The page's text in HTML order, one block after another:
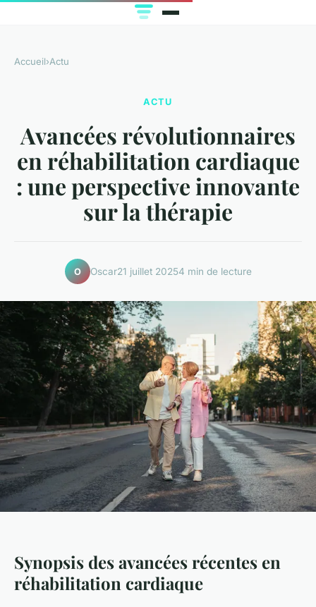
Accueil›Actu
ACTU
Avancées révolutionnaires
en réhabilitation cardiaque
: une perspective innovante
sur la thérapie
O Oscar21 juillet 20254 min de lecture
Synopsis des avancées récentes en
réhabilitation cardiaque